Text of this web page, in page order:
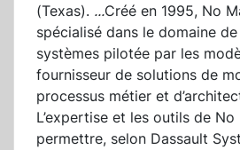
(Texas). ...Créé en 1995, No
spécialisé dans le domaine de
systèmes pilotée par les
fournisseur de solutions de
processus métier et
L’expertise et les outils de
permettre, selon Dassault